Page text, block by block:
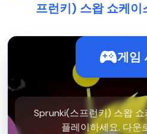
프런키) 스왑 쇼케이
게임
Sprunki(스프런키) 스왑
플레이하세요. 다운